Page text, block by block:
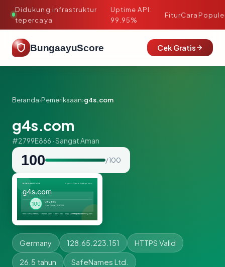
Didukung infrastruktur
tepercaya
·
Uptime API:
99.95%
FiturCara
BungaayuScore Cek Gratis
Beranda›Pemeriksaan›g4s.com
g4s.com
#2799E866 · Sangat Aman
100 / 100
Germany 128.65.223.151 HTTPS Valid
26.5 tahun SafeNames Ltd.